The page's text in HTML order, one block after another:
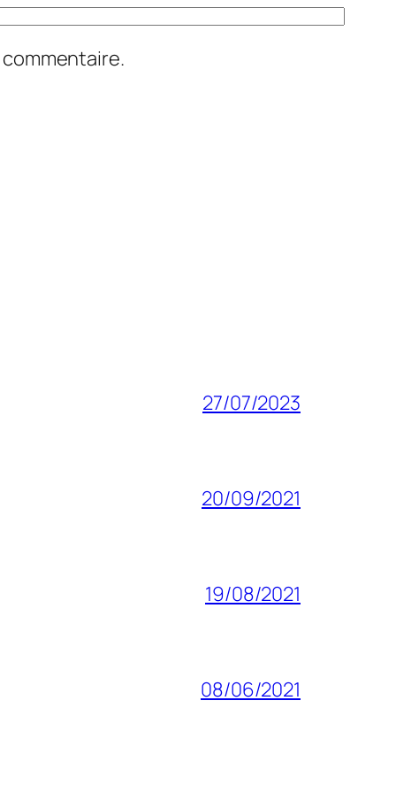
27/07/2023
20/09/2021
19/08/2021
08/06/2021